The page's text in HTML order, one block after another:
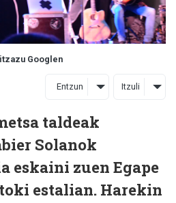
Googlen
Entzun Itzuli
taldeak
Solanok
eskaini zuen Egape
estalian. Harekin